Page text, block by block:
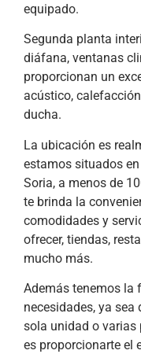
equipado.
Segunda planta
diáfana, ventanas
proporcionan un
acústico,
ducha.
La ubicación es
estamos situados
Soria, a menos de
te brinda la
comodidades y
ofrecer, tiendas,
mucho más.
Además tenemos la
necesidades, ya
sola unidad o varias
es proporcionarte el